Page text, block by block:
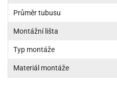
Průměr tubusu
Montážní lišta
Typ montáže
Materiál montáže